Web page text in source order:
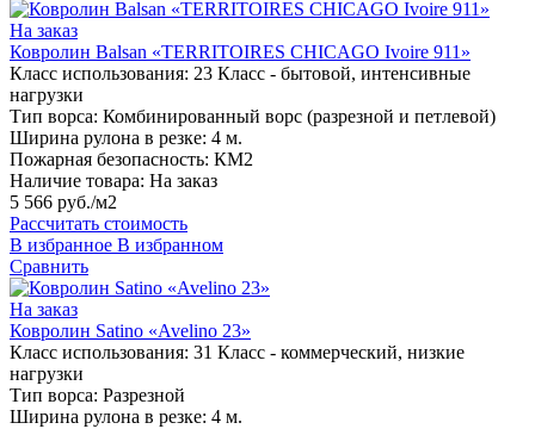
На заказ
Ковролин Balsan «TERRITOIRES CHICAGO Ivoire 911»
Класс использования: 23 Класс - бытовой, интенсивные
нагрузки
Тип ворса: Комбинированный ворс (разрезной и петлевой)
Ширина рулона в резке: 4 м.
Пожарная безопасность: КМ2
Наличие товара: На заказ
5 566 руб./м2
Рассчитать стоимость
В избранное В избранном
Сравнить
На заказ
Ковролин Satino «Avelino 23»
Класс использования: 31 Класс - коммерческий, низкие
нагрузки
Тип ворса: Разрезной
Ширина рулона в резке: 4 м.